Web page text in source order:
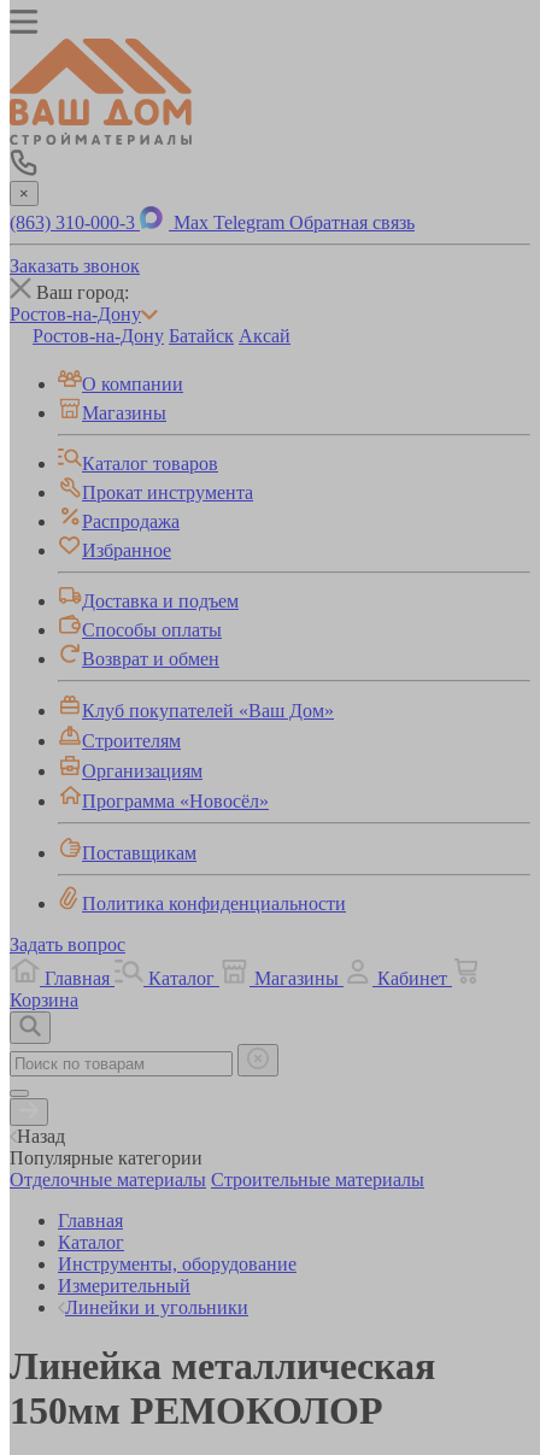
×
(863) 310-000-3 Max Telegram Обратная связь
Заказать звонок
Ваш город:
Ростов-на-Дону
Ростов-на-Дону Батайск Аксай
О компании
Магазины
Каталог товаров
Прокат инструмента
Распродажа
Избранное
Доставка и подъем
Способы оплаты
Возврат и обмен
Клуб покупателей «Ваш Дом»
Строителям
Организациям
Программа «Новосёл»
Поставщикам
Политика конфиденциальности
Задать вопрос
Главная
Каталог Магазины
Кабинет
Корзина
Назад
Популярные категории
Отделочные материалы Строительные материалы
Главная
Каталог
Инструменты, оборудование
Измерительный
Линейки и угольники
Линейка металлическая
150мм РЕМОКОЛОР